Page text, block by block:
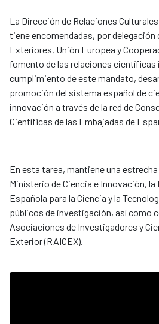
La Dirección de Relaciones
tiene encomendadas, por
Exteriores, Unión Europea y
fomento de las relaciones científicas
cumplimiento de este mandato,
promoción del sistema español de
innovación a través de la red de
Científicas de las Embajadas de
En esta tarea, mantiene una
Ministerio de Ciencia e Innovación, la
Española para la Ciencia y la
públicos de investigación, así como
Asociaciones de Investigadores y
Exterior (RAICEX).